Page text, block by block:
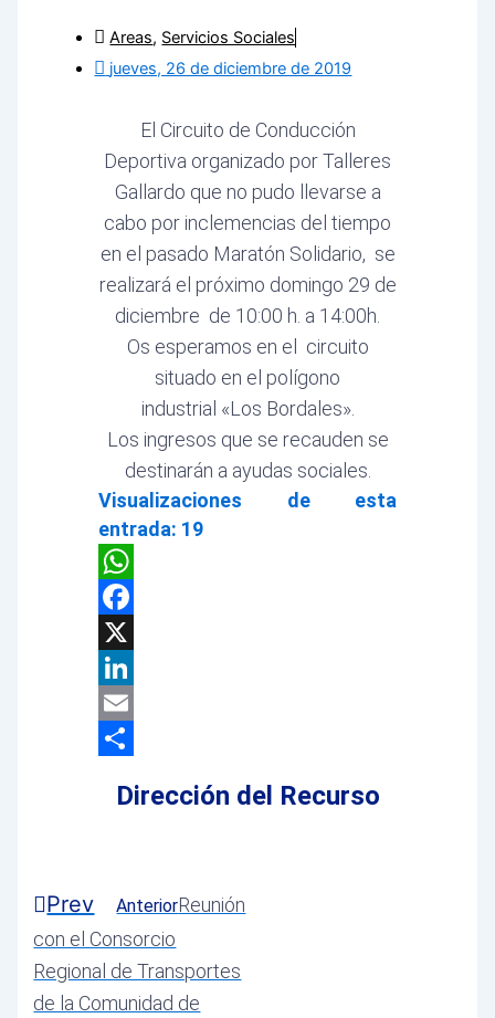
Areas, Servicios Sociales
jueves, 26 de diciembre de 2019
El Circuito de Conducción
Deportiva organizado por Talleres
Gallardo que no pudo llevarse a
cabo por inclemencias del tiempo
en el pasado Maratón Solidario, se
realizará el próximo domingo 29 de
diciembre de 10:00 h. a 14:00h.
Os esperamos en el circuito
situado en el polígono
industrial «Los Bordales».
Los ingresos que se recauden se
destinarán a ayudas sociales.
Visualizaciones de esta
entrada: 19
WhatsApp
Facebook
X
LinkedIn
Email
Dirección del Recurso
Prev AnteriorReunión
con el Consorcio
Regional de Transportes
de la Comunidad de